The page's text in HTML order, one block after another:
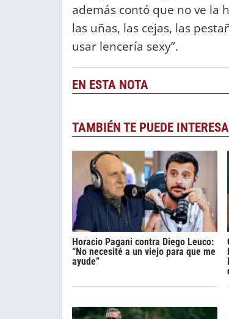
además contó que no ve la
las uñas, las cejas, las
usar lencería sexy”.
EN ESTA NOTA
TAMBIÉN TE PUEDE
Horacio Pagani contra Diego Leuco:
“No necesité a un viejo para que me
ayude”